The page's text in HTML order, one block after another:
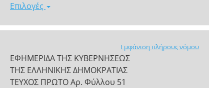
Επιλογές
Εμφάνιση πλήρους νόμου
ΕΦΗΜΕΡΙΔΑ ΤΗΣ ΚΥΒΕΡΝΗΣΕΩΣ
ΤΗΣ ΕΛΛΗΝΙΚΗΣ ΔΗΜΟΚΡΑΤΙΑΣ
ΤΕΥΧΟΣ ΠΡΩΤΟ Αρ. Φύλλου 51